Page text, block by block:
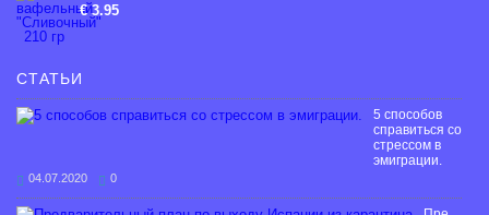
€ 3.95
СТАТЬИ
5 способов
справиться со
стрессом в
эмиграции.
04.07.2020 0